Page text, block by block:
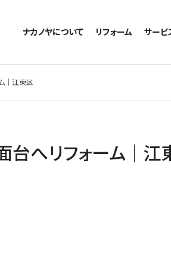
ナカノヤについて リフォーム
お風呂のリフォーム
洗面台のリフォーム
内装のリフォーム
水回りのリフォーム
サービ
相談
｜江東区
台へリフォーム｜江